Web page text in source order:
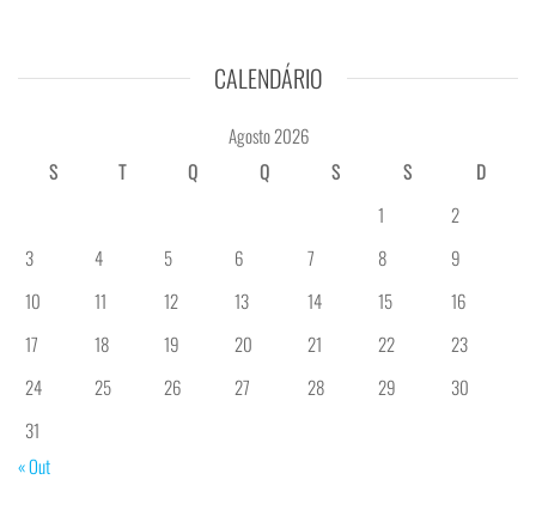
CALENDÁRIO
Agosto 2026
S
T Q Q S S
D
1
2
3
4 5 6 7 8
9
10
11 12 13 14 15
16
17
18 19 20 21 22
23
24
25 26 27 28 29
30
31
« Out